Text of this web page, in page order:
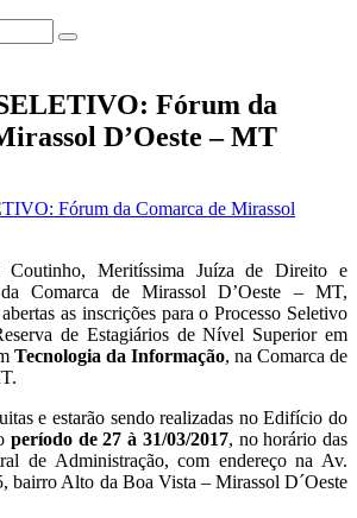
Fórum da
D’Oeste – MT
Meritíssima Juíza de Direito e
Comarca de Mirassol D’Oeste – MT,
as inscrições para o Processo Seletivo
de Estagiários de Nível Superior em
Tecnologia da Informação, na Comarca de
e estarão sendo realizadas no Edifício do
período de 27 à 31/03/2017, no horário das
de Administração, com endereço na Av.
bairro Alto da Boa Vista – Mirassol D´Oeste